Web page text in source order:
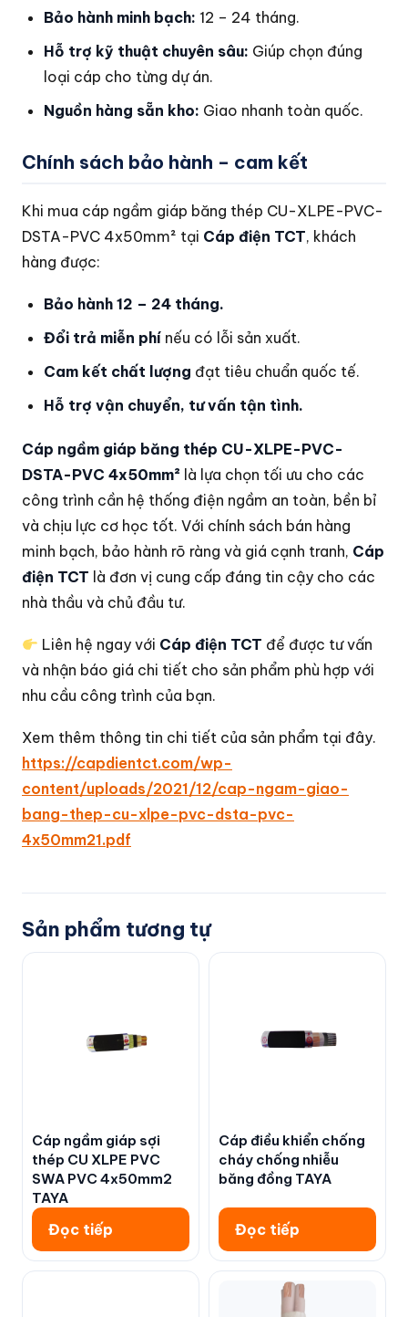
Bảo hành minh bạch: 12 – 24 tháng.
Hỗ trợ kỹ thuật chuyên sâu: Giúp chọn đúng
loại cáp cho từng dự án.
Nguồn hàng sẵn kho: Giao nhanh toàn quốc.
Chính sách bảo hành – cam kết
Khi mua cáp ngầm giáp băng thép CU-XLPE-PVC-
DSTA-PVC 4x50mm² tại Cáp điện TCT, khách
hàng được:
Bảo hành 12 – 24 tháng.
Đổi trả miễn phí nếu có lỗi sản xuất.
Cam kết chất lượng đạt tiêu chuẩn quốc tế.
Hỗ trợ vận chuyển, tư vấn tận tình.
Cáp ngầm giáp băng thép CU-XLPE-PVC-
DSTA-PVC 4x50mm² là lựa chọn tối ưu cho các
công trình cần hệ thống điện ngầm an toàn, bền bỉ
và chịu lực cơ học tốt. Với chính sách bán hàng
minh bạch, bảo hành rõ ràng và giá cạnh tranh, Cáp
điện TCT là đơn vị cung cấp đáng tin cậy cho các
nhà thầu và chủ đầu tư.
Liên hệ ngay với Cáp điện TCT để được tư vấn
và nhận báo giá chi tiết cho sản phẩm phù hợp với
nhu cầu công trình của bạn.
Xem thêm thông tin chi tiết của sản phẩm tại đây.
https://capdientct.com/wp-
content/uploads/2021/12/cap-ngam-giao-
bang-thep-cu-xlpe-pvc-dsta-pvc-
4x50mm21.pdf
Sản phẩm tương tự
Cáp ngầm giáp sợi
thép CU XLPE PVC
SWA PVC 4x50mm2
TAYA
Đọc tiếp
Cáp điều khiển chống
cháy chống nhiễu
băng đồng TAYA
Đọc tiếp